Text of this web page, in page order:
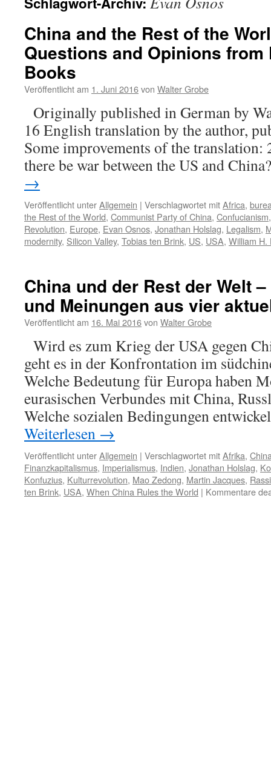
China and the Rest of the
Questions and Opinions from
Books
Veröffentlicht am 1. Juni 2016von Walter Grobe
Originally published in German by
16 English translation by the author,
Some improvements of the
there be war between the US and
→
Veröffentlicht unterAllgemein | Verschlagwortet mitAfrica,
the Rest of the World, Communist Party of China, Confucianism
Revolution, Europe, Evan Osnos, Jonathan Holslag, Legalism,
modernity, Silicon Valley, Tobias ten Brink, US, USA, William H.
China und der Rest der Welt
und Meinungen aus vier
Veröffentlicht am 16. Mai 2016von Walter Grobe
Wird es zum Krieg der USA gegen
geht es in der Konfrontation im
Welche Bedeutung für Europa haben
eurasischen Verbundes mit China,
Welche sozialen Bedingungen
Weiterlesen →
Veröffentlicht unterAllgemein | Verschlagwortet mitAfrika,
Finanzkapitalismus, Imperialismus, Indien, Jonathan Holslag,
Konfuzius, Kulturrevolution, Mao Zedong, Martin Jacques,
ten Brink, USA, When China Rules the World | Kommentare